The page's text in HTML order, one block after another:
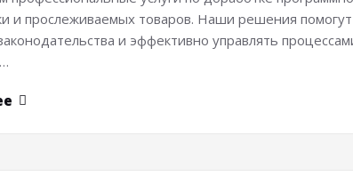
и прослеживаемых товаров. Наши решения помогут
и эффективно управлять